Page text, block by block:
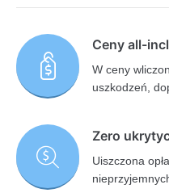
Ceny all-
W ceny
uszkodzeń,
Zero
Uiszczona